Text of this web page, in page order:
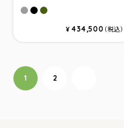
シルバー
マットブラック
フォレスト
¥434,500 （税込）
投稿ナビゲーショ
1 2